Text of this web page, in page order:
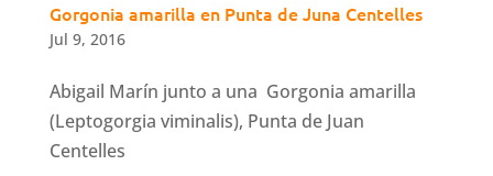
Gorgonia amarilla en Punta de Juna Centelles
Jul 9, 2016
Abigail Marín junto a una Gorgonia amarilla
(Leptogorgia viminalis), Punta de Juan
Centelles